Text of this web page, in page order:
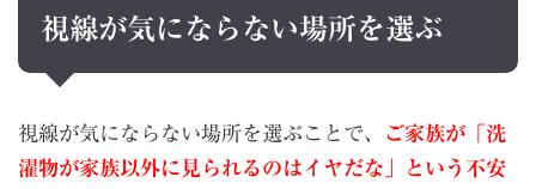
視線が気にならない場所を選ぶ
視線が気にならない場所を選ぶことで、
ご家族が「洗
濯物が家族以外に見られるのはイヤだな」という不安